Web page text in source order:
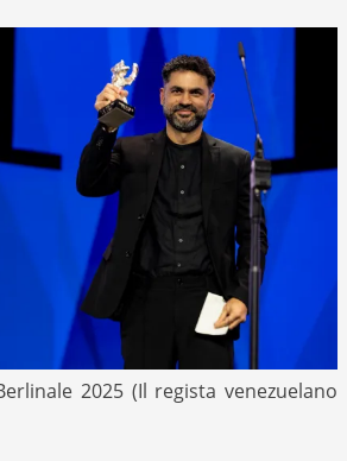
2025 (Il regista venezuelano